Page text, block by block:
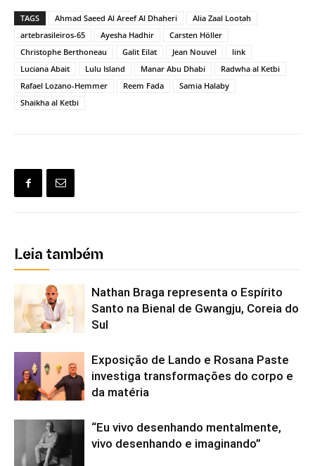
TAGS Ahmad Saeed Al Areef Al Dhaheri
Alia Zaal Lootah
artebrasileiros-65
Ayesha Hadhir
Carsten Höller
Christophe Berthoneau
Galit Eilat Jean Nouvel
link
Luciana Abait
Lulu Island Manar Abu Dhabi
Radwha al Ketbi
Rafael Lozano-Hemmer
Reem Fada
Samia Halaby
Shaikha al Ketbi
Leia também
Nathan Braga representa o Espírito
Santo na Bienal de Gwangju, Coreia do
Sul
Exposição de Lando e Rosana Paste
investiga transformações do corpo e
da matéria
“Eu vivo desenhando mentalmente,
vivo desenhando e imaginando”